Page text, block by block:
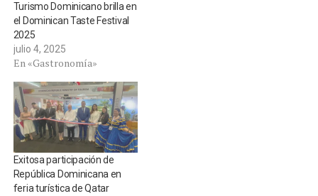
Turismo Dominicano brilla en
el Dominican Taste Festival
2025
julio 4, 2025
En «Gastronomía»
Exitosa participación de
República Dominicana en
feria turística de Qatar